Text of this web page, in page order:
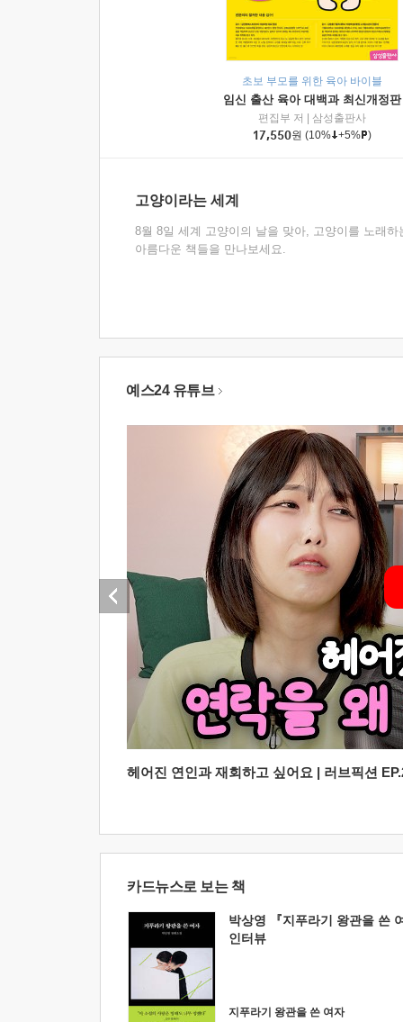
초보 부모를 위한 육아 바이블
임신 출산 육아 대백과 최신개정판
편집부 저
삼성출판사
17,550원 (10% +5% )
고양이라는 세계
8월 8일 세계 고양이의 날을 맞아, 고양이를 노래하
아름다운 책들을 만나보세요.
예스24 유튜브
헤어진 연인과 재회하고 싶어요 | 러브픽션
카드뉴스로 보는 책
박상영 『지푸라기 왕관을 쓴
인터뷰
지푸라기 왕관을 쓴 여자